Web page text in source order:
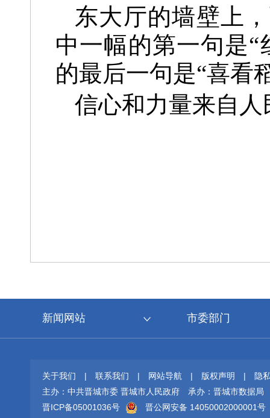
东大厅的墙壁上
中一幅的第一句是
的最后一句是“喜看
信心和力量来自人
新闻网站 市委部门
关于我们 | 联系我们 | 网站导航 | 版权声明 |
隐
主办：中共晋城市委 晋城市人民政府
承办：晋城市数据局
晋ICP备05001036号
晋公网安备 14050002000001号